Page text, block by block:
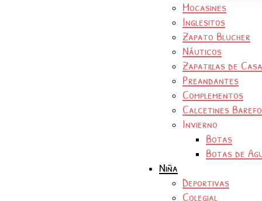
Mocasines
Inglesitos
Zapato Blucher
Náuticos
Zapatillas de Casa
Preandantes
Complementos
Calcetines
Invierno
Botas
Botas de
Niña
Deportivas
Colegial